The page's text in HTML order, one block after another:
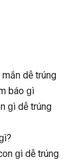
dễ trúng
báo ɡì
ɡì dễ trúng
ɡì dễ trúng